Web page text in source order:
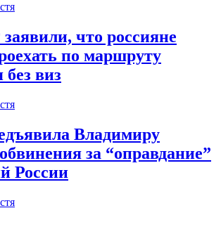
что россияне
по маршруту
без виз
Владимиру
за “оправдание”
России